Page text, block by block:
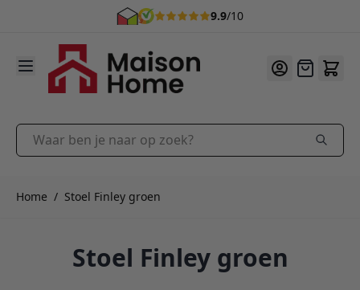
9.9/10
Ga naar de inhoud
Offerte
Waar ben je naar op zoek?
Home / Stoel Finley groen
Stoel Finley groen